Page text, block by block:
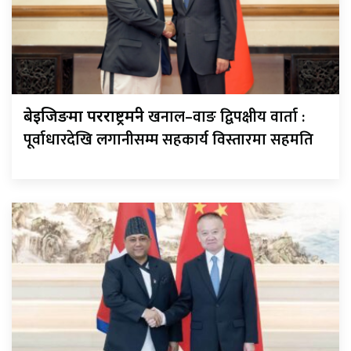
बेइजिङमा परराष्ट्रमन्त्रीखनाल–वाङ द्विपक्षीय वार्ता :
पूर्वाधारदेखि लगानीसम्म सहकार्य विस्तारमा सहमति